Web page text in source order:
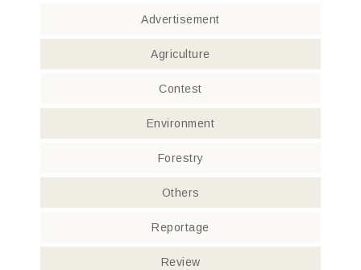
Advertisement
Agriculture
Contest
Environment
Forestry
Others
Reportage
Review